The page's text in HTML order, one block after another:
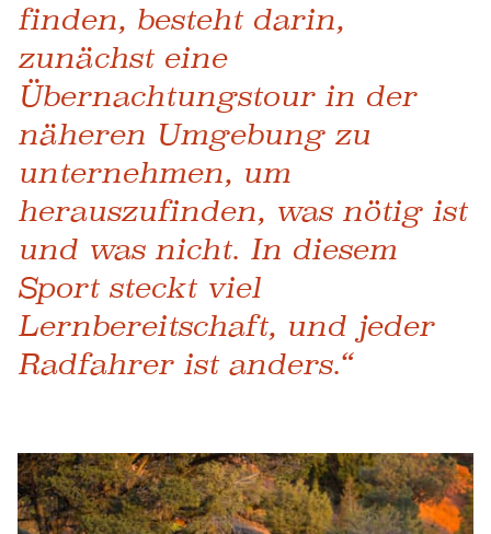
finden, besteht darin,
zunächst eine
Übernachtungstour in der
näheren Umgebung zu
unternehmen, um
herauszufinden, was nötig ist
und was nicht. In diesem
Sport steckt viel
Lernbereitschaft, und jeder
Radfahrer ist anders.“